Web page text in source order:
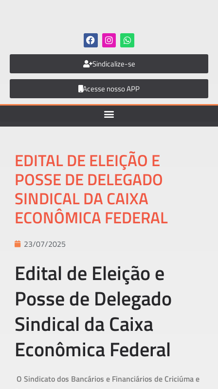
Sindicalize-se
Acesse nosso APP
EDITAL DE ELEIÇÃO E
POSSE DE DELEGADO
SINDICAL DA CAIXA
ECONÔMICA FEDERAL
23/07/2025
Edital de Eleição e
Posse de Delegado
Sindical da Caixa
Econômica Federal
O Sindicato dos Bancários e Financiários de Criciúma e